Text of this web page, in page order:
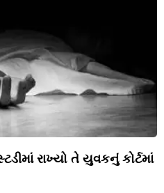
રાખ્યો તે યુવકનું કોર્ટમાં